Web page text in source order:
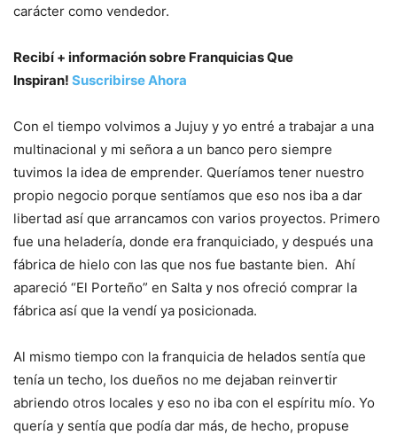
carácter como vendedor.
Recibí + información sobre Franquicias Que
Inspiran! Suscribirse Ahora
Con el tiempo volvimos a Jujuy y yo entré a trabajar a una
multinacional y mi señora a un banco pero siempre
tuvimos la idea de emprender. Queríamos tener nuestro
propio negocio porque sentíamos que eso nos iba a dar
libertad así que arrancamos con varios proyectos. Primero
fue una heladería, donde era franquiciado, y después una
fábrica de hielo con las que nos fue bastante bien. Ahí
apareció “El Porteño” en Salta y nos ofreció comprar la
fábrica así que la vendí ya posicionada.
Al mismo tiempo con la franquicia de helados sentía que
tenía un techo, los dueños no me dejaban reinvertir
abriendo otros locales y eso no iba con el espíritu mío. Yo
quería y sentía que podía dar más, de hecho, propuse